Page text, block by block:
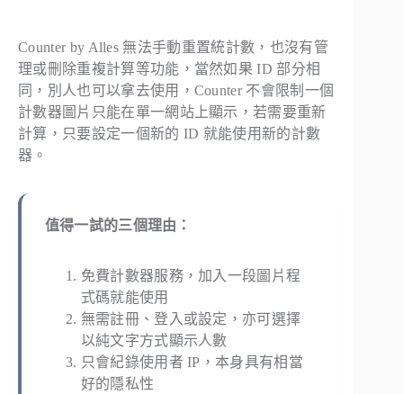
Counter by Alles 無法手動重置統計數，也沒有管
理或刪除重複計算等功能，當然如果 ID 部分相
同，別人也可以拿去使用，Counter 不會限制一個
計數器圖片只能在單一網站上顯示，若需要重新
計算，只要設定一個新的 ID 就能使用新的計數
器。
值得一試的三個理由：
免費計數器服務，加入一段圖片程
式碼就能使用
無需註冊、登入或設定，亦可選擇
以純文字方式顯示人數
只會紀錄使用者 IP，本身具有相當
好的隱私性